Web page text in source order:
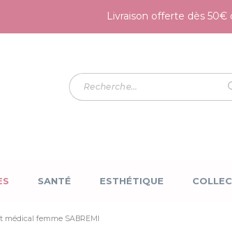
Livraison offerte dès 50€
SANTÉ ESTHÉTIQUE
médical femme SABREMI